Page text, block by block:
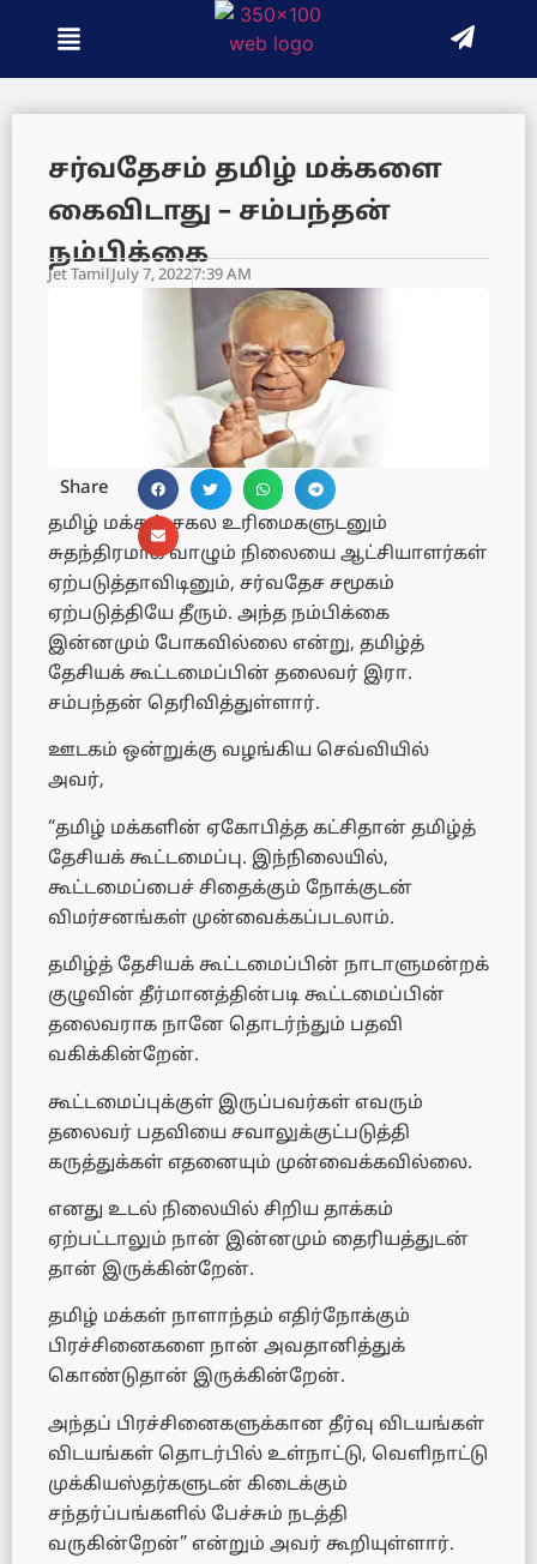
சர்வதேசம் தமிழ் மக்களை
கைவிடாது – சம்பந்தன்
நம்பிக்கை
Jet Tamil July 7, 20227:39 AM
Share
தமிழ் மக்கள் சகல உரிமைகளுடனும்
சுதந்திரமாக வாழும் நிலையை ஆட்சியாளர்கள்
ஏற்படுத்தாவிடினும், சர்வதேச சமூகம்
ஏற்படுத்தியே தீரும். அந்த நம்பிக்கை
இன்னமும் போகவில்லை என்று, தமிழ்த்
தேசியக் கூட்டமைப்பின் தலைவர் இரா.
சம்பந்தன் தெரிவித்துள்ளார்.
ஊடகம் ஒன்றுக்கு வழங்கிய செவ்வியில்
அவர்,
“தமிழ் மக்களின் ஏகோபித்த கட்சிதான் தமிழ்த்
தேசியக் கூட்டமைப்பு. இந்நிலையில்,
கூட்டமைப்பைச் சிதைக்கும் நோக்குடன்
விமர்சனங்கள் முன்வைக்கப்படலாம்.
தமிழ்த் தேசியக் கூட்டமைப்பின் நாடாளுமன்றக்
குழுவின் தீர்மானத்தின்படி கூட்டமைப்பின்
தலைவராக நானே தொடர்ந்தும் பதவி
வகிக்கின்றேன்.
கூட்டமைப்புக்குள் இருப்பவர்கள் எவரும்
தலைவர் பதவியை சவாலுக்குட்படுத்தி
கருத்துக்கள் எதனையும் முன்வைக்கவில்லை.
எனது உடல் நிலையில் சிறிய தாக்கம்
ஏற்பட்டாலும் நான் இன்னமும் தைரியத்துடன்
தான் இருக்கின்றேன்.
தமிழ் மக்கள் நாளாந்தம் எதிர்நோக்கும்
பிரச்சினைகளை நான் அவதானித்துக்
கொண்டுதான் இருக்கின்றேன்.
அந்தப் பிரச்சினைகளுக்கான தீர்வு விடயங்கள்
விடயங்கள் தொடர்பில் உள்நாட்டு, வெளிநாட்டு
முக்கியஸ்தர்களுடன் கிடைக்கும்
சந்தர்ப்பங்களில் பேச்சும் நடத்தி
வருகின்றேன்” என்றும் அவர் கூறியுள்ளார்.